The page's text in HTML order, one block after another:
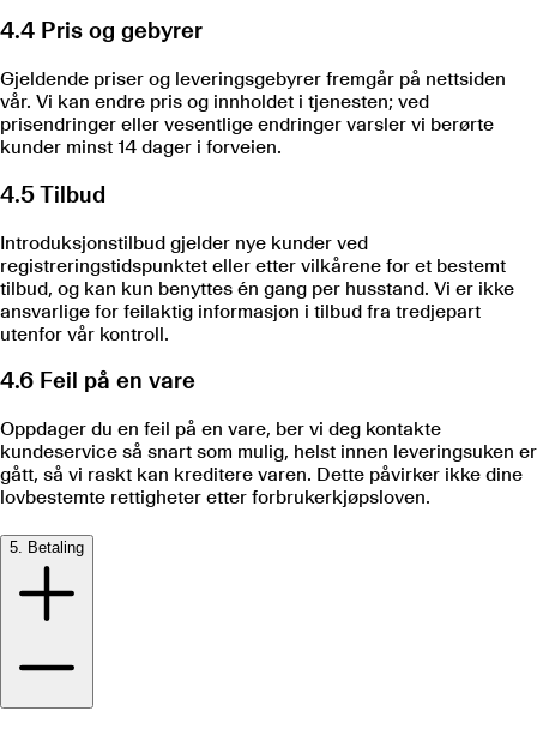
4.4 Pris og gebyrer
Gjeldende priser og leveringsgebyrer fremgår på nettsiden
vår. Vi kan endre pris og innholdet i tjenesten; ved
prisendringer eller vesentlige endringer varsler vi berørte
kunder minst 14 dager i forveien.
4.5 Tilbud
Introduksjonstilbud gjelder nye kunder ved
registreringstidspunktet eller etter vilkårene for et bestemt
tilbud, og kan kun benyttes én gang per husstand. Vi er ikke
ansvarlige for feilaktig informasjon i tilbud fra tredjepart
utenfor vår kontroll.
4.6 Feil på en vare
Oppdager du en feil på en vare, ber vi deg kontakte
kundeservice så snart som mulig, helst innen leveringsuken er
gått, så vi raskt kan kreditere varen. Dette påvirker ikke dine
lovbestemte rettigheter etter forbrukerkjøpsloven.
5. Betaling